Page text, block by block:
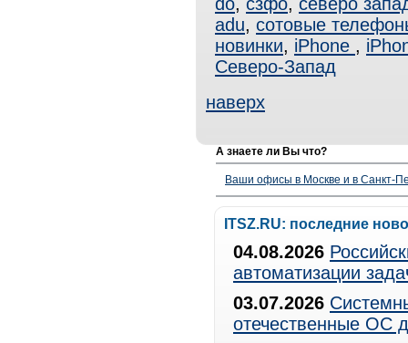
adu, сотовые
новинки, iPhone ,
Северо-Запад
наверх
А знаете ли Вы что?
Ваши офисы в Москве и в Санкт-
ITSZ.RU: последние
04.08.2026
автоматизации
03.07.2026
отечественные ОС